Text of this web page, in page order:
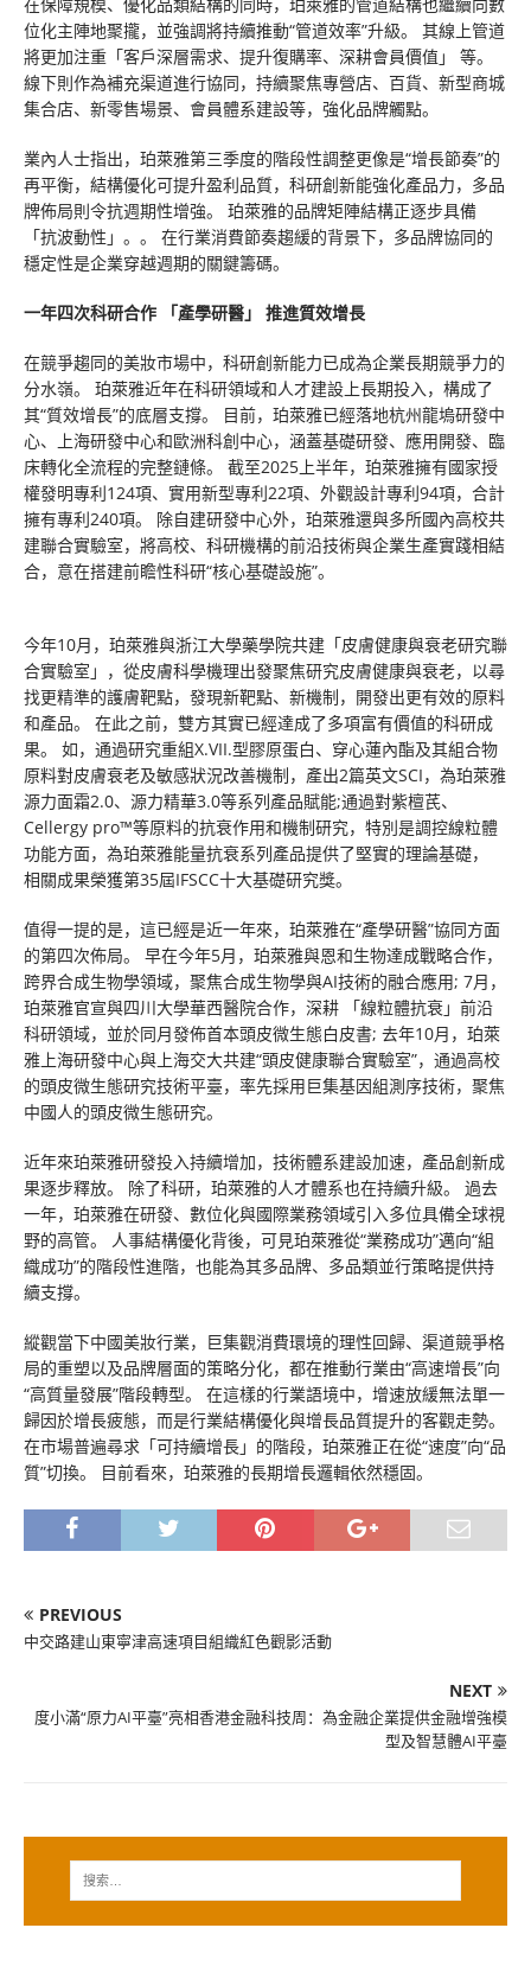
位化主陣地聚攏，並強調將持續推動“管道效率”升級。 其線上管道
將更加注重「客戶深層需求、提升復購率、深耕會員價值」 等。
線下則作為補充渠道進行協同，持續聚焦專營店、百貨、新型商城
集合店、新零售場景、會員體系建設等，強化品牌觸點。
業內人士指出，珀萊雅第三季度的階段性調整更像是“增長節奏”的
再平衡，結構優化可提升盈利品質，科研創新能強化產品力，多品
牌佈局則令抗週期性增強。 珀萊雅的品牌矩陣結構正逐步具備
「抗波動性」。。 在行業消費節奏趨緩的背景下，多品牌協同的
穩定性是企業穿越週期的關鍵籌碼。
一年四次科研合作 「產學研醫」 推進質效增長
在競爭趨同的美妝市場中，科研創新能力已成為企業長期競爭力的
分水嶺。 珀萊雅近年在科研領域和人才建設上長期投入，構成了
其“質效增長”的底層支撐。 目前，珀萊雅已經落地杭州龍塢研發中
心、上海研發中心和歐洲科創中心，涵蓋基礎研發、應用開發、臨
床轉化全流程的完整鏈條。 截至2025上半年，珀萊雅擁有國家授
權發明專利124項、實用新型專利22項、外觀設計專利94項，合計
擁有專利240項。 除自建研發中心外，珀萊雅還與多所國內高校共
建聯合實驗室，將高校、科研機構的前沿技術與企業生產實踐相結
合，意在搭建前瞻性科研“核心基礎設施”。
今年10月，珀萊雅與浙江大學藥學院共建「皮膚健康與衰老研究聯
合實驗室」，從皮膚科學機理出發聚焦研究皮膚健康與衰老，以尋
找更精準的護膚靶點，發現新靶點、新機制，開發出更有效的原料
和產品。 在此之前，雙方其實已經達成了多項富有價值的科研成
果。 如，通過研究重組X.VII.型膠原蛋白、穿心蓮內酯及其組合物
原料對皮膚衰老及敏感狀況改善機制，產出2篇英文SCI，為珀萊雅
源力面霜2.0、源力精華3.0等系列產品賦能;通過對紫檀芪、
Cellergy pro™等原料的抗衰作用和機制研究，特別是調控線粒體
功能方面，為珀萊雅能量抗衰系列產品提供了堅實的理論基礎，
相關成果榮獲第35屆IFSCC十大基礎研究獎。
值得一提的是，這已經是近一年來，珀萊雅在“產學研醫”協同方面
的第四次佈局。 早在今年5月，珀萊雅與恩和生物達成戰略合作，
跨界合成生物學領域，聚焦合成生物學與AI技術的融合應用; 7月，
珀萊雅官宣與四川大學華西醫院合作，深耕 「線粒體抗衰」前沿
科研領域，並於同月發佈首本頭皮微生態白皮書; 去年10月，珀萊
雅上海研發中心與上海交大共建“頭皮健康聯合實驗室”，通過高校
的頭皮微生態研究技術平臺，率先採用巨集基因組測序技術，聚焦
中國人的頭皮微生態研究。
近年來珀萊雅研發投入持續增加，技術體系建設加速，產品創新成
果逐步釋放。 除了科研，珀萊雅的人才體系也在持續升級。 過去
一年，珀萊雅在研發、數位化與國際業務領域引入多位具備全球視
野的高管。 人事結構優化背後，可見珀萊雅從“業務成功”邁向“組
織成功”的階段性進階，也能為其多品牌、多品類並行策略提供持
續支撐。
縱觀當下中國美妝行業，巨集觀消費環境的理性回歸、渠道競爭格
局的重塑以及品牌層面的策略分化，都在推動行業由“高速增長”向
“高質量發展”階段轉型。 在這樣的行業語境中，增速放緩無法單一
歸因於增長疲態，而是行業結構優化與增長品質提升的客觀走勢。
在市場普遍尋求「可持續增長」的階段，珀萊雅正在從“速度”向“品
質”切換。 目前看來，珀萊雅的長期增長邏輯依然穩固。
PREVIOUS
中交路建山東寧津高速項目組織紅色觀影活動
NEXT
度小滿“原力AI平臺”亮相香港金融科技周：為金融企業提供金融增強模
型及智慧體AI平臺